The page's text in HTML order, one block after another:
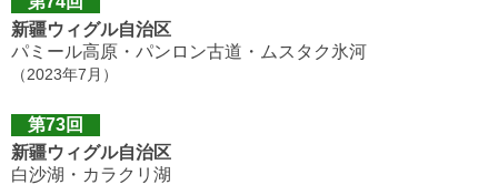
新疆ウィグル自治区
パミール高原・パンロン古道・ムスタク氷河
（2023年7月）
第73回
新疆ウィグル自治区
白沙湖・カラクリ湖